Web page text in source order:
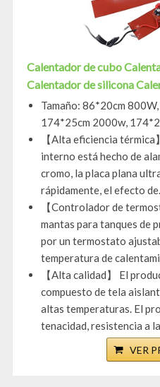
Calentador de cubo
Calentador de silicona
Tamaño: 86*20cm
174*25cm 2000w,
【Alta eficiencia
interno está hecho de
cromo, la placa plana
rápidamente, el efecto
【Controlador de
mantas para tanques de
por un termostato
temperatura de
【Alta calidad】 El
compuesto de tela
altas temperaturas. El
tenacidad, resistencia a
VER